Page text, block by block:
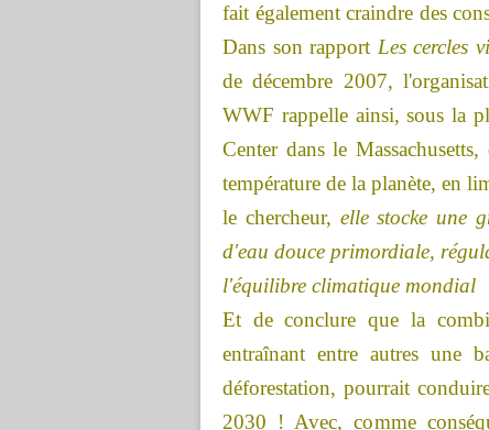
fait également craindre des
Dans son rapport Les cercles
de décembre 2007,
WWF rappelle ainsi, sous la
Center dans le
température de la planète, en
le chercheur, elle stocke une
d'eau douce primordiale,
l'équilibre climatique mondial
Et de conclure que la
entraînant entre autres une
déforestation, pourrait
2030 ! Avec, comme